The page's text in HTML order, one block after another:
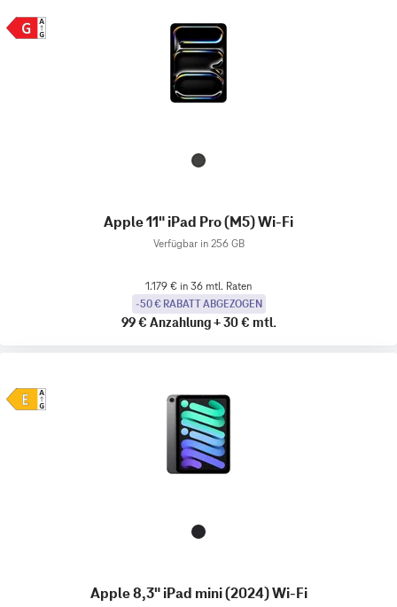
Apple 11" iPad Pro (M5) Wi-Fi
Verfügbar in 256 GB
1.179 € in 36 mtl. Raten
-50 € RABATT ABGEZOGEN
99 € Anzahlung+30 € mtl.
Apple 8,3" iPad mini (2024) Wi-Fi